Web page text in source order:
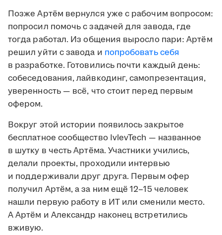
Позже Артём вернулся уже с рабочим вопросом:
попросил помочь с задачей для завода, где
тогда работал. Из общения выросло пари: Артём
решил уйти с завода и попробовать себя
в разработке. Готовились почти каждый день:
собеседования, лайвкодинг, самопрезентация,
уверенность — всё, что стоит перед первым
офером.
Вокруг этой истории появилось закрытое
бесплатное сообщество IvlevTech — названное
в шутку в честь Артёма. Участники учились,
делали проекты, проходили интервью
и поддерживали друг друга. Первым офер
получил Артём, а за ним ещё 12–15 человек
нашли первую работу в ИТ или сменили место.
А Артём и Александр наконец встретились
вживую.